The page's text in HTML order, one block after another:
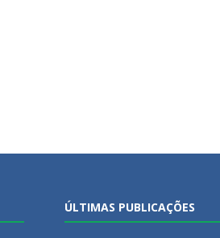
ÚLTIMAS PUBLICAÇÕES